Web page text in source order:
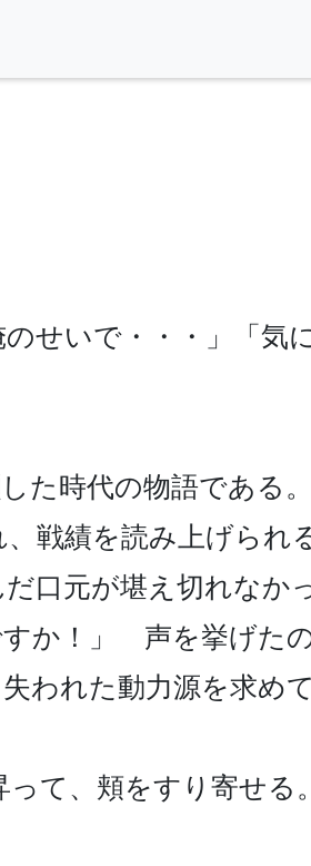
せいで・・・」「気
た時代の物語である。
戦績を読み上げられ
口元が堪え切れなかっ
か！」　声を挙げた
われた動力源を求
て、頬をすり寄せ